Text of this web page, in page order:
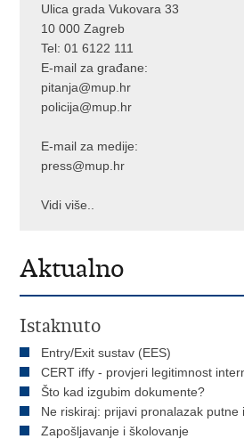
Ulica grada Vukovara 33
10 000 Zagreb
Tel:01 6122 111
E-mail za građane:
pitanja@mup.hr
policija@mup.hr
E-mail za medije:
press@mup.hr
Vidi više..
Aktualno
Istaknuto
Entry/Exit sustav (EES)
CERT iffy - provjeri legitimnost
Što kad izgubim dokumente?
Ne riskiraj: prijavi pronalazak putne
Zapošljavanje i školovanje